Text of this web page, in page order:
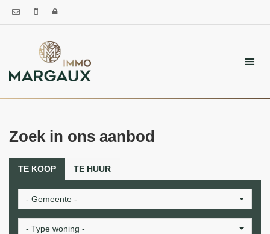
Zoek in ons aanbod
- Gemeente -
- Type woning -
TE KOOP TE HUUR